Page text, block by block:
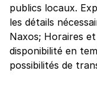
publics locaux.
les détails
Naxos; Horaires
disponibilité en
possibilités de